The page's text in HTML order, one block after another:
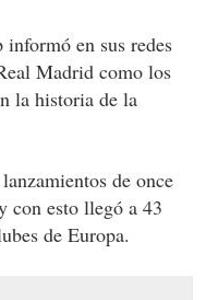
en sus redes
Madrid como los
la historia de la
de once
con esto llegó a 43
de Europa.